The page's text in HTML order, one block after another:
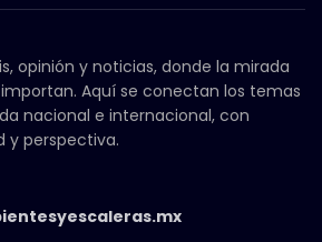
opinión y noticias, donde la mirada
Aquí se conectan los temas
nacional e internacional, con
y perspectiva.